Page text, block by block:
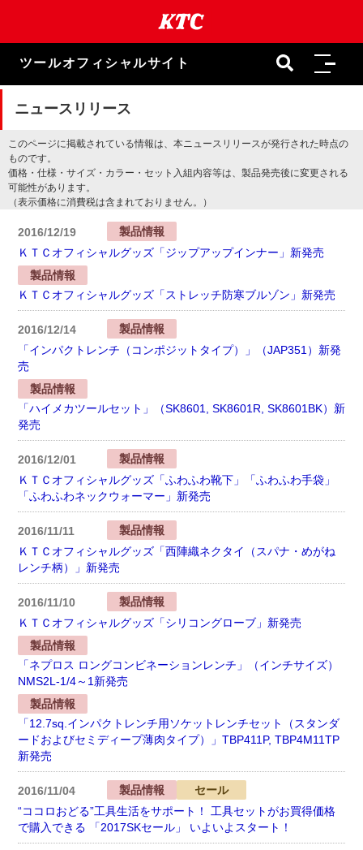
ま
キ
ツールオフィシャルサイト
ニュースリリース
このページに掲載されている情報は、本ニュースリリースが発行された時点の
ものです。
価格・仕様・サイズ・カラー・セット入組内容等は、製品発売後に変更される
可能性があります。
（表示価格に消費税は含まれておりません。）
2016/12/19
製品情報
ＫＴＣオフィシャルグッズ「ジップアップインナー」新発売
製品情報
ＫＴＣオフィシャルグッズ「ストレッチ防寒ブルゾン」新発売
2016/12/14
製品情報
「インパクトレンチ（コンポジットタイプ）」（JAP351）新発
売
製品情報
「ハイメカツールセット」（SK8601, SK8601R, SK8601BK）新
発売
2016/12/01
製品情報
ＫＴＣオフィシャルグッズ「ふわふわ靴下」「ふわふわ手袋」
「ふわふわネックウォーマー」新発売
2016/11/11
製品情報
ＫＴＣオフィシャルグッズ「西陣織ネクタイ（スパナ・めがね
レンチ柄）」新発売
2016/11/10
製品情報
ＫＴＣオフィシャルグッズ「シリコングローブ」新発売
製品情報
「ネプロス ロングコンビネーションレンチ」（インチサイズ）
NMS2L-1/4～1新発売
製品情報
「12.7sq.インパクトレンチ用ソケットレンチセット（スタンダ
ードおよびセミディープ薄肉タイプ）」TBP411P, TBP4M11TP
新発売
2016/11/04 製品情報
セール
“ココロおどる”工具生活をサポート！ 工具セットがお買得価格
で購入できる 「2017SKセール」 いよいよスタート！